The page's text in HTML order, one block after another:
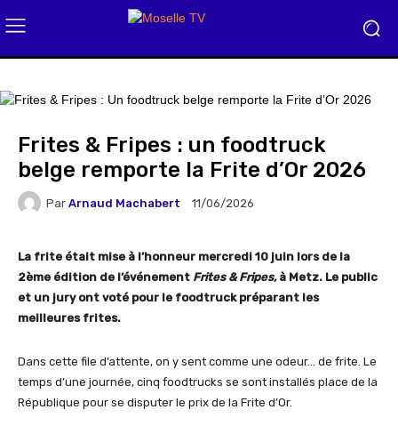
Frites & Fripes : un foodtruck
belge remporte la Frite d’Or 2026
Par Arnaud Machabert 11/06/2026
La frite était mise à l’honneur mercredi 10 juin lors de la
2ème édition de l’événement Frites & Fripes, à Metz. Le public
et un jury ont voté pour le foodtruck préparant les
meilleures frites.
Dans cette file d’attente, on y sent comme une odeur… de frite. Le
temps d’une journée, cinq foodtrucks se sont installés place de la
République pour se disputer le prix de la Frite d’Or.